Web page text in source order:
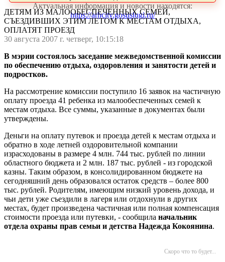
Актуальная информация и новости находятся:
https://arhcity.gosuslugi.ru/
ДЕТЯМ ИЗ МАЛООБЕСПЕЧЕННЫХ СЕМЕЙ,
СЪЕЗДИВШИХ ЭТИМ ЛЕТОМ К МЕСТАМ ОТДЫХА,
ОПЛАТЯТ ПРОЕЗД
30 августа 2007 г. четверг, 10:15:18
В мэрии состоялось заседание межведомственной комиссии
по обеспечению отдыха, оздоровления и занятости детей и
подростков.
На рассмотрение комиссии поступило 16 заявок на частичную
оплату проезда 41 ребенка из малообеспеченных семей к
местам отдыха. Все суммы, указанные в документах были
утверждены.
Деньги на оплату путевок и проезда детей к местам отдыха и
обратно в ходе летней оздоровительной компании
израсходованы в размере 4 млн. 744 тыс. рублей по линии
областного бюджета и 2 млн. 187 тыс. рублей - из городской
казны. Таким образом, в консолидированном бюджете на
сегодняшний день образовался остаток средств – более 800
тыс. рублей. Родителям, имеющим низкий уровень дохода, и
чьи дети уже съездили в лагеря или отдохнули в других
местах, будет произведена частичная или полная компенсация
стоимости проезда или путевки, - сообщила начальник
отдела охраны прав семьи и детства Надежда Кокоянина.
Скоро что то будет...